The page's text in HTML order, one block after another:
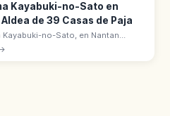
Kayabuki-no-Sato en
de 39 Casas de Paja
Kayabuki-no-Sato, en Nantan
39 casas tradicionales
de paja. Estilo Kitayama, Distrito